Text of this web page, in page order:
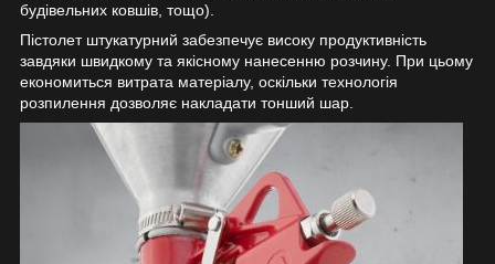
будівельних ковшів, тощо).
Пістолет штукатурний забезпечує високу продуктивність
завдяки швидкому та якісному нанесенню розчину. При цьому
економиться витрата матеріалу, оскільки технологія
розпилення дозволяє накладати тонший шар.